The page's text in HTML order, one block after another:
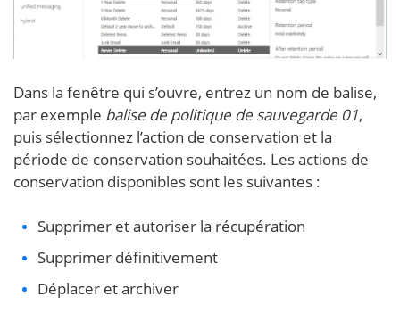
Dans la fenêtre qui s’ouvre, entrez un nom de balise,
par exemple balise de politique de sauvegarde 01,
puis sélectionnez l’action de conservation et la
période de conservation souhaitées. Les actions de
conservation disponibles sont les suivantes :
Supprimer et autoriser la récupération
Supprimer définitivement
Déplacer et archiver